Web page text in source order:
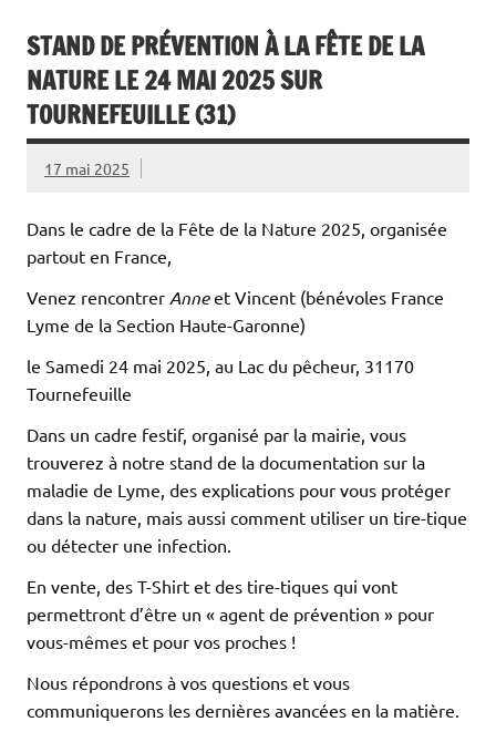
STAND DE PRÉVENTION À LA FÊTE DE LA
NATURE LE 24 MAI 2025 SUR
TOURNEFEUILLE (31)
17 mai 2025
Dans le cadre de la Fête de la Nature 2025, organisée
partout en France,
Venez rencontrer Anneet Vincent (bénévoles France
Lyme de la Section Haute-Garonne)
le Samedi 24 mai 2025, au Lac du pêcheur, 31170
Tournefeuille
Dans un cadre festif, organisé par la mairie, vous
trouverez à notre stand de la documentation sur la
maladie de Lyme, des explications pour vous protéger
dans la nature, mais aussi comment utiliser un tire-tique
ou détecter une infection.
En vente, des T-Shirt et des tire-tiques qui vont
permettront d’être un « agent de prévention » pour
vous-mêmes et pour vos proches !
Nous répondrons à vos questions et vous
communiquerons les dernières avancées en la matière.